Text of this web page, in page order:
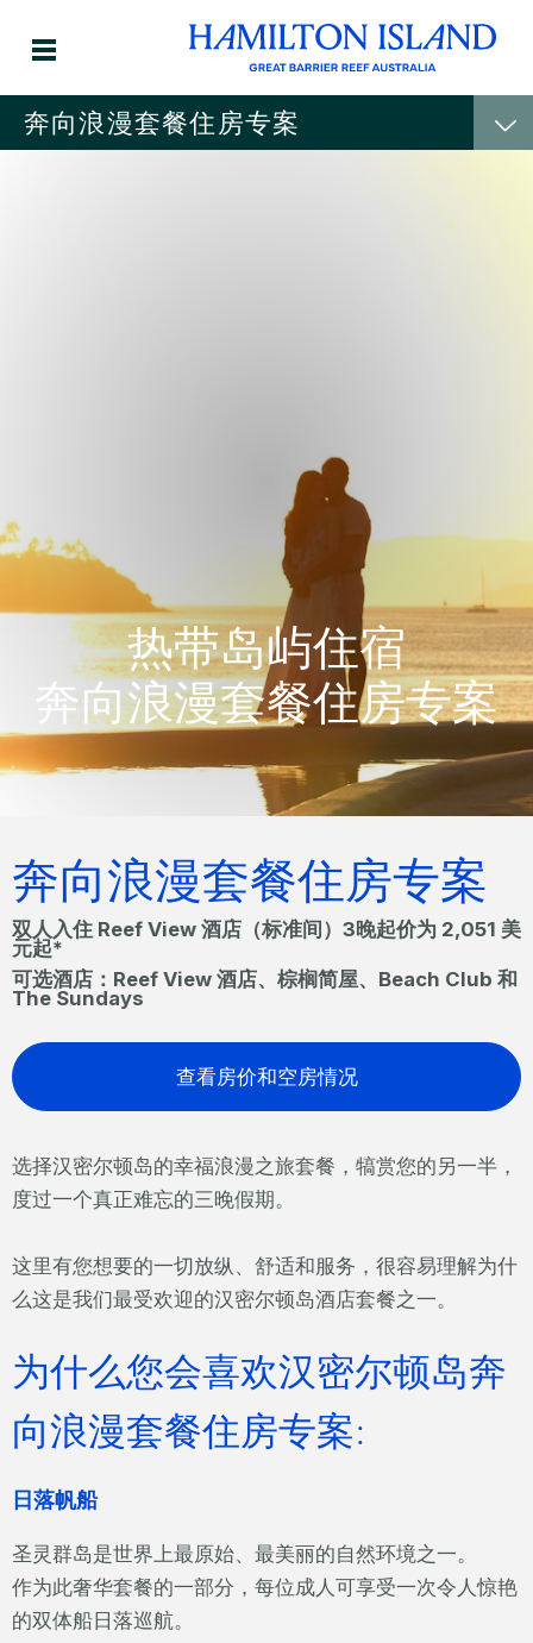
奔向浪漫套餐住房专案
热带岛屿住宿
奔向浪漫套餐住房专案
奔向浪漫套餐住房专案
双人入住 Reef View 酒店（标准间）3晚起价为 2,051 美
元起*
可选酒店：Reef View 酒店、棕榈简屋、Beach Club 和
The Sundays
查看房价和空房情况
选择汉密尔顿岛的幸福浪漫之旅套餐，犒赏您的另一半，
度过一个真正难忘的三晚假期。
这里有您想要的一切放纵、舒适和服务，很容易理解为什
么这是我们最受欢迎的汉密尔顿岛酒店套餐之一。
为什么您会喜欢汉密尔顿岛奔
向浪漫套餐住房专案:
日落帆船
圣灵群岛是世界上最原始、最美丽的自然环境之一。
作为此奢华套餐的一部分，每位成人可享受一次令人惊艳
的双体船日落巡航。